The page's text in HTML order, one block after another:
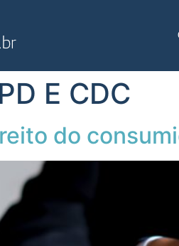
E CDC
do